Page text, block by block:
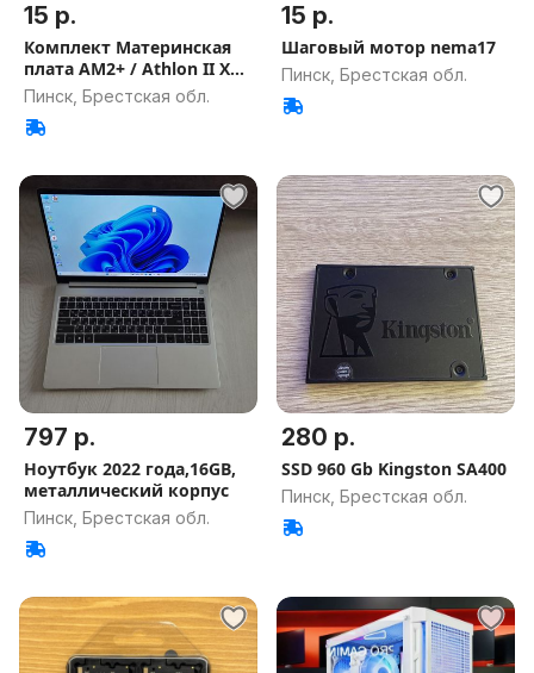
15 р.
Комплект Материнская
плата AM2+ / Athlon II X2
240
Пинск, Брестская обл.
15 р.
Шаговый мотор nema17
Пинск, Брестская обл.
797 р.
Ноутбук 2022 года,16GB,
металлический корпус
Пинск, Брестская обл.
280 р.
SSD 960 Gb Kingston SA400
Пинск, Брестская обл.